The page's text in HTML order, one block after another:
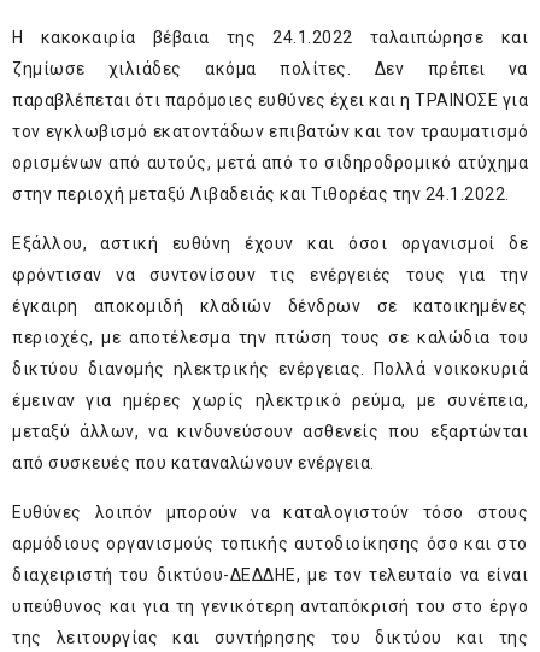
Η κακοκαιρία βέβαια της 24.1.2022 ταλαιπώρησε και
ζημίωσε χιλιάδες ακόμα πολίτες. Δεν πρέπει να
παραβλέπεται ότι παρόμοιες ευθύνες έχει και η ΤΡΑΙΝΟΣΕ για
τον εγκλωβισμό εκατοντάδων επιβατών και τον τραυματισμό
ορισμένων από αυτούς, μετά από το σιδηροδρομικό ατύχημα
στην περιοχή μεταξύ Λιβαδειάς και Τιθορέας την 24.1.2022.
Εξάλλου, αστική ευθύνη έχουν και όσοι οργανισμοί δε
φρόντισαν να συντονίσουν τις ενέργειές τους για την
έγκαιρη αποκομιδή κλαδιών δένδρων σε κατοικημένες
περιοχές, με αποτέλεσμα την πτώση τους σε καλώδια του
δικτύου διανομής ηλεκτρικής ενέργειας. Πολλά νοικοκυριά
έμειναν για ημέρες χωρίς ηλεκτρικό ρεύμα, με συνέπεια,
μεταξύ άλλων, να κινδυνεύσουν ασθενείς που εξαρτώνται
από συσκευές που καταναλώνουν ενέργεια.
Ευθύνες λοιπόν μπορούν να καταλογιστούν τόσο στους
αρμόδιους οργανισμούς τοπικής αυτοδιοίκησης όσο και στο
διαχειριστή του δικτύου-ΔΕΔΔΗΕ, με τον τελευταίο να είναι
υπεύθυνος και για τη γενικότερη ανταπόκρισή του στο έργο
της λειτουργίας και συντήρησης του δικτύου και της